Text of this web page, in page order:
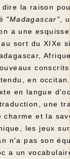
la raison
"Madagascar",
a une
sort du XIXe
en
en langue
une
et la
les jeux
n'a pas son
a un